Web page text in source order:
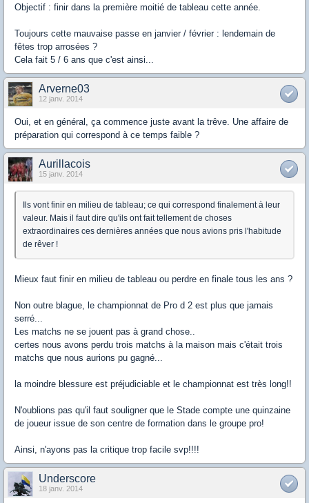
Objectif : finir dans la première moitié de tableau cette année.
Toujours cette mauvaise passe en janvier / février : lendemain de
fêtes trop arrosées ?
Cela fait 5 / 6 ans que c'est ainsi...
Arverne03
12 janv. 2014
Oui, et en général, ça commence juste avant la trêve. Une affaire de
préparation qui correspond à ce temps faible ?
Aurillacois
15 janv. 2014
Ils vont finir en milieu de tableau; ce qui correspond finalement à leur
valeur. Mais il faut dire qu'ils ont fait tellement de choses
extraordinaires ces dernières années que nous avions pris l'habitude
de rêver !
Mieux faut finir en milieu de tableau ou perdre en finale tous les ans ?
Non outre blague, le championnat de Pro d 2 est plus que jamais
serré...
Les matchs ne se jouent pas à grand chose..
certes nous avons perdu trois matchs à la maison mais c'était trois
matchs que nous aurions pu gagné...
la moindre blessure est préjudiciable et le championnat est très long!!
N'oublions pas qu'il faut souligner que le Stade compte une quinzaine
de joueur issue de son centre de formation dans le groupe pro!
Ainsi, n'ayons pas la critique trop facile svp!!!!
Underscore
18 janv. 2014